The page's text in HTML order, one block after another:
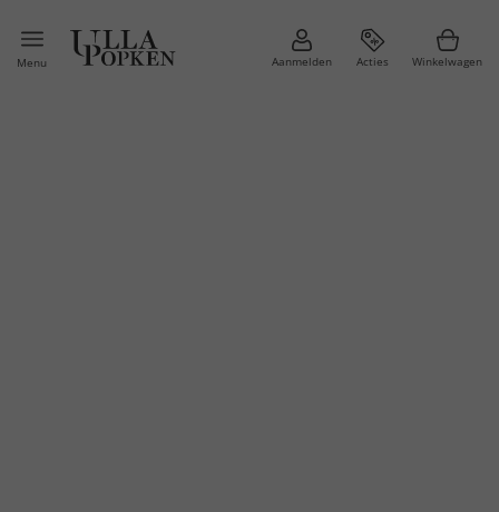
Menu Aanmelden Acties Winkelwagen